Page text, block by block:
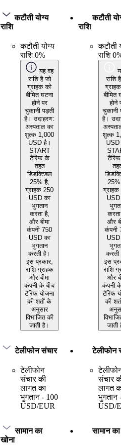
कटौती योग्य
राशि
कटौती योग्य
राशि 0%
यह वह
राशि है जो
ग्राहक को
बीमित घटना
होने पर
चुकानी पड़ती
है। उदाहरण:
अस्पताल का
शुल्क 1,000
USD है।
START
टैरिफ के
तहत
डिडक्टिबल
25% है,
ग्राहक 250
USD का
भुगतान
करता है,
और बीमा
कंपनी 750
USD का
भुगतान
करती है।
इस प्रकार,
राशि ग्राहक
और बीमा
कंपनी के बीच
टैरिफ योजना
की शर्तों के
अनुसार
विभाजित की
जाती है।
टेलीफोन संचार
टेलीफोन
संचार की
लागत का
भुगतान - 100
USD/EUR
सामान का
खोना
कटौती
राशि
कटौती
राशि
राशि
बीमित
होने
चुकानी
है।
शुल्क
और
कंपनी
इस
राशि
और
कंपनी
टैरिफ
की
जाती
टेलीफोन
संचार
लागत
भुगतान
USD/
सामान